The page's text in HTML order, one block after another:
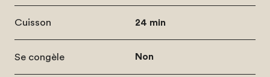
Cuisson 24 min
Se congèle Non